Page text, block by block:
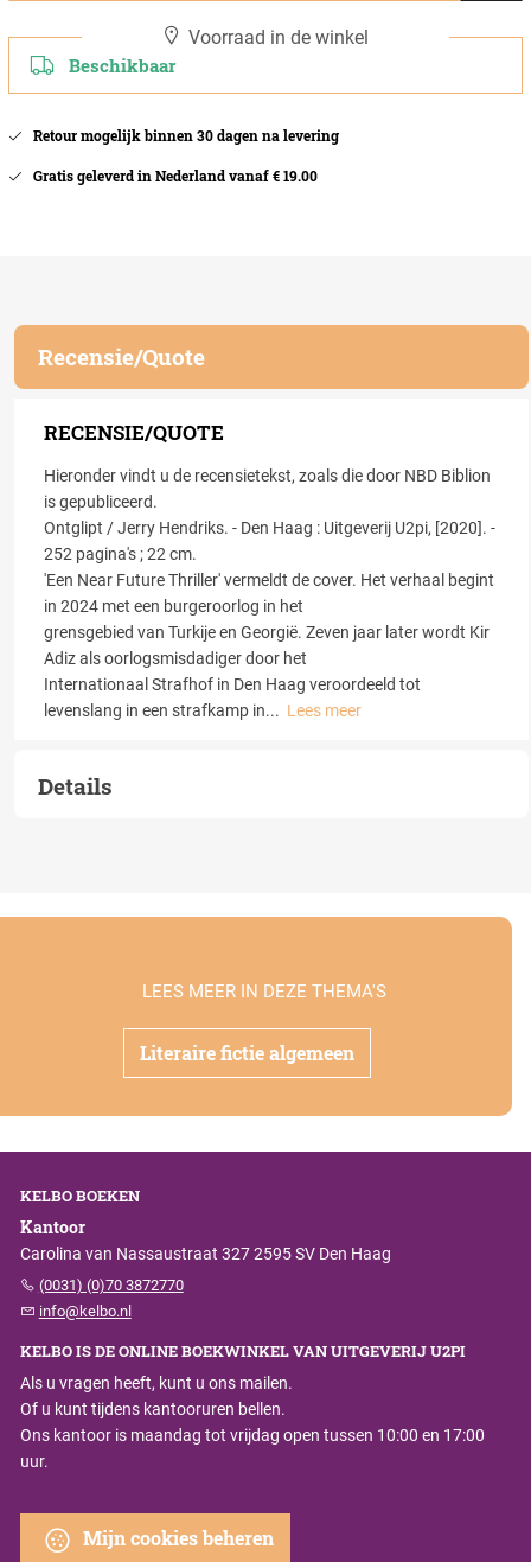
Voorraad in de winkel
Beschikbaar
Retour mogelijk binnen 30 dagen na levering
Gratis geleverd in Nederland vanaf € 19.00
Recensie/Quote
RECENSIE/QUOTE
Hieronder vindt u de recensietekst, zoals die door NBD Biblion
is gepubliceerd.
Ontglipt / Jerry Hendriks. - Den Haag : Uitgeverij U2pi, [2020]. -
252 pagina's ; 22 cm.
'Een Near Future Thriller' vermeldt de cover. Het verhaal begint
in 2024 met een burgeroorlog in het
grensgebied van Turkije en Georgië. Zeven jaar later wordt Kir
Adiz als oorlogsmisdadiger door het
Internationaal Strafhof in Den Haag veroordeeld tot
levenslang in een strafkamp in... Lees meer
Details
Literaire fictie algemeen
LEES MEER IN DEZE THEMA'S
KELBO BOEKEN
Kantoor
Carolina van Nassaustraat 327 2595 SV Den Haag
(0031) (0)70 3872770
info@kelbo.nl
KELBO IS DE ONLINE BOEKWINKEL VAN UITGEVERIJ U2PI
Als u vragen heeft, kunt u ons mailen.
Of u kunt tijdens kantooruren bellen.
Ons kantoor is maandag tot vrijdag open tussen 10:00 en 17:00
uur.
Mijn cookies beheren